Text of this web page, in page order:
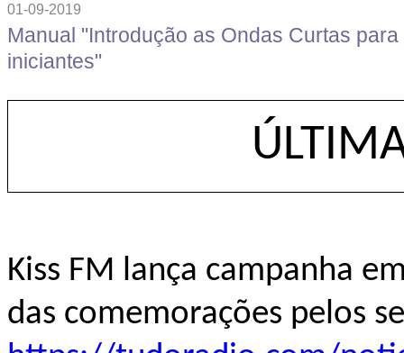
01-09-2019
Manual "Introdução as Ondas Curtas para
iniciantes"
Kiss FM lança campanha
das comemorações pelos